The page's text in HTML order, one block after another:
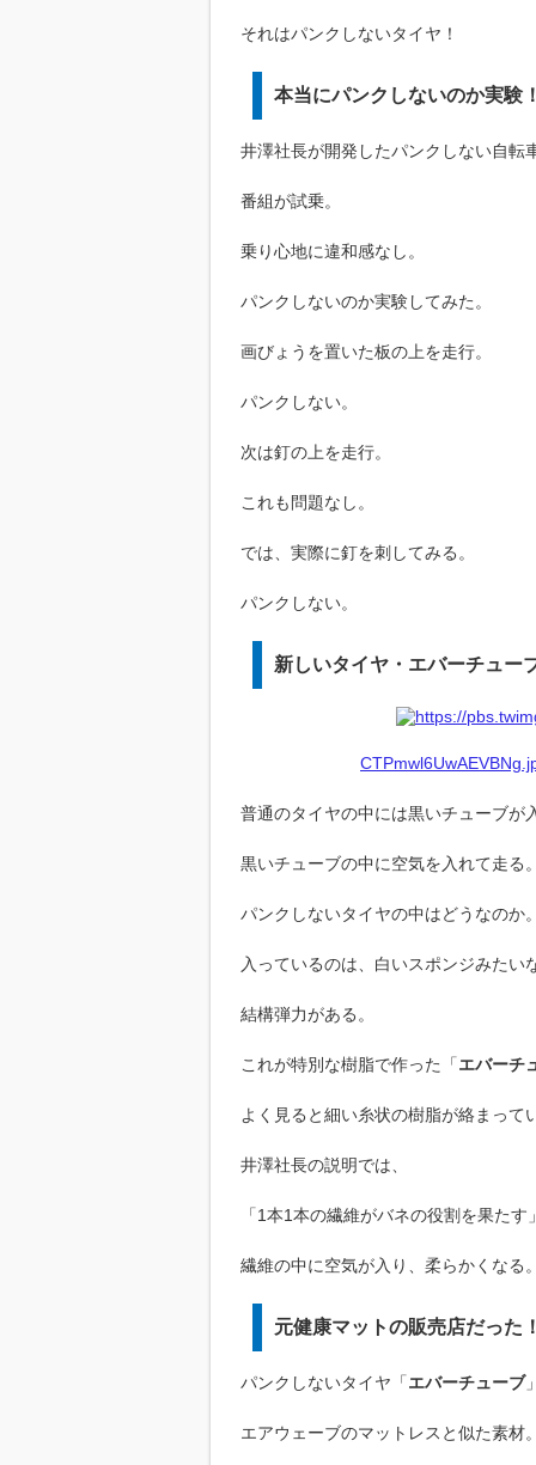
それはパンクしないタイヤ！
本当にパンクしないのか実験！
井澤社長が開発したパンクしない自転
番組が試乗。
乗り心地に違和感なし。
パンクしないのか実験してみた。
画びょうを置いた板の上を走行。
パンクしない。
次は釘の上を走行。
これも問題なし。
では、実際に釘を刺してみる。
パンクしない。
新しいタイヤ・エバーチュー
普通のタイヤの中には黒いチューブが
黒いチューブの中に空気を入れて走る。
パンクしないタイヤの中はどうなのか。
入っているのは、白いスポンジみたい
結構弾力がある。
これが特別な樹脂で作った「エバーチ
よく見ると細い糸状の樹脂が絡まって
井澤社長の説明では、
「1本1本の繊維がバネの役割を果たす」
繊維の中に空気が入り、柔らかくなる。
元健康マットの販売店だった！
パンクしないタイヤ「エバーチューブ
エアウェーブのマットレスと似た素材。